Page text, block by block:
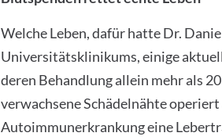
Welche Leben, dafür hatte Dr.
Universitätsklinikums, einige
deren Behandlung allein mehr als
verwachsene Schädelnähte
Autoimmunerkrankung eine